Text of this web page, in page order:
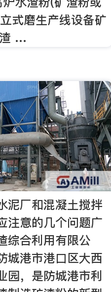
式磨生产线设备矿
…
泥厂和混凝土搅拌
注意的几个问题广
综合利用有限公
城港市港口区大西
园，是防城港市利